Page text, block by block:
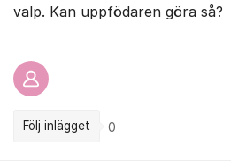
valp. Kan uppfödaren göra så?
Följ inlägget 0